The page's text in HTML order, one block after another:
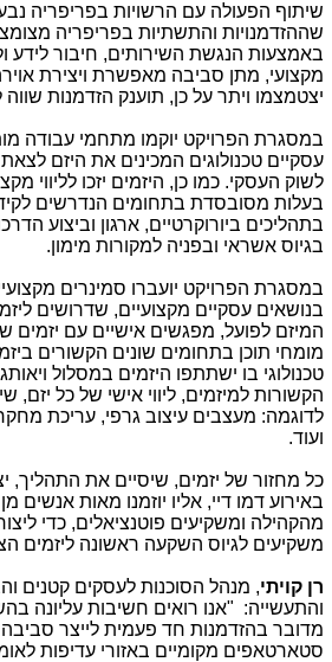
שיתוף הפעולה עם הרשויות בפריפריה
שההזדמנויות והתשתיות בפריפריה
באמצעות הנגשת השירותים, חיבור לידע
מקצועי, מתן סביבה מאפשרת ויצירת
יצטמצמו ויתר על כן, תוענק הזדמנות שווה
במסגרת הפרויקט יוקמו מתחמי עבודה
עסקיים טכנולוגים המכינים את היזם
לשוק העסקי. כמו כן, היזמים יזכו לליווי
בעלות מסובסדת בתחומים הנדרשים
בתהליכים ביורוקרטיים, ארגון וביצוע
בגיוס אשראי ובפניה למקורות מימון.
במסגרת הפרויקט יועברו סמינרים
בנושאים עסקיים מקצועיים, שדרושים
המיזם לפועל, מפגשים אישיים עם יזמים
מומחי תוכן בתחומים שונים הקשורים
טכנולוגי בו ישתתפו היזמים במסלול
הקשורות למיזמים, ליווי אישי של כל יזם,
לדוגמה: מעצבים עיצוב גרפי, עריכת
ועוד.
כל מחזור של יזמים, שיסיים את התהליך,
באירוע דמו דיי, אליו יוזמנו מאות אנשים
מהקהילה ומשקיעים פוטנציאלים, כדי ליצור
משקיעים לגיוס השקעה ראשונה ליזמים
רן קויתי, מנהל הסוכנות לעסקים קטנים
והתעשייה: "אנו רואים חשיבות עליונה
מדובר בהזדמנות חד פעמית לייצר
סטארטאפים מקומיים באזורי עדיפות